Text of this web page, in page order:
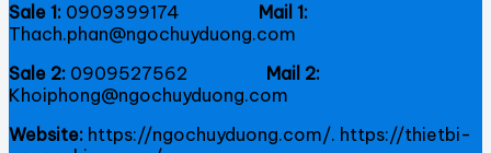
Sale 1: 0909399174 Mail 1:
Thach.phan@ngochuyduong.com
Sale 2: 0909527562 Mail 2:
Khoiphong@ngochuyduong.com
Website: https://ngochuyduong.com/. https://thietbi-